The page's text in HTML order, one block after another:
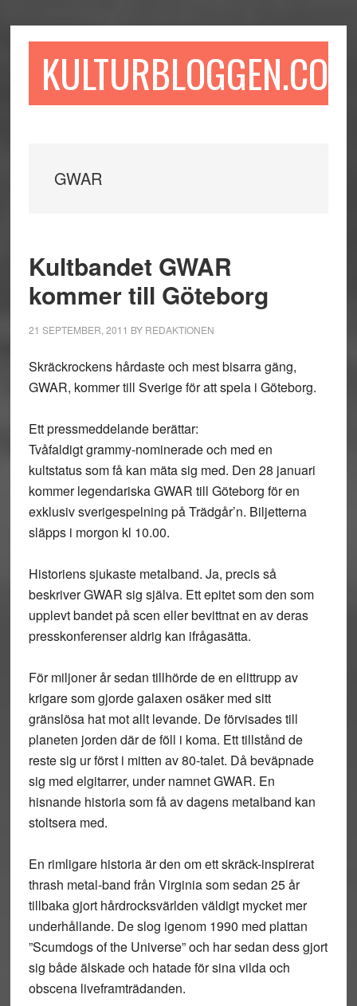
till
till
sidofältet
till
KULTURBLOGGEN.COM
GWAR
Kultbandet GWAR
kommer till Göteborg
21 SEPTEMBER, 2011 BY REDAKTIONEN
Skräckrockens hårdaste och mest bisarra gäng,
GWAR, kommer till Sverige för att spela i Göteborg.
Ett pressmeddelande berättar:
Tvåfaldigt grammy-nominerade och med en
kultstatus som få kan mäta sig med. Den 28 januari
kommer legendariska GWAR till Göteborg för en
exklusiv sverigespelning på Trädgår’n. Biljetterna
släpps i morgon kl 10.00.
Historiens sjukaste metalband. Ja, precis så
beskriver GWAR sig själva. Ett epitet som den som
upplevt bandet på scen eller bevittnat en av deras
presskonferenser aldrig kan ifrågasätta.
För miljoner år sedan tillhörde de en elittrupp av
krigare som gjorde galaxen osäker med sitt
gränslösa hat mot allt levande. De förvisades till
planeten jorden där de föll i koma. Ett tillstånd de
reste sig ur först i mitten av 80-talet. Då beväpnade
sig med elgitarrer, under namnet GWAR. En
hisnande historia som få av dagens metalband kan
stoltsera med.
En rimligare historia är den om ett skräck-inspirerat
thrash metal-band från Virginia som sedan 25 år
tillbaka gjort hårdrocksvärlden väldigt mycket mer
underhållande. De slog igenom 1990 med plattan
”Scumdogs of the Universe” och har sedan dess gjort
sig både älskade och hatade för sina vilda och
obscena liveframträdanden.